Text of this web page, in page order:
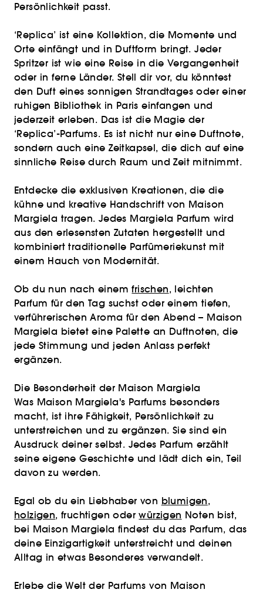
Persönlichkeit passt.
‘Replica’ ist eine Kollektion, die Momente und
Orte einfängt und in Duftform bringt. Jeder
Spritzer ist wie eine Reise in die Vergangenheit
oder in ferne Länder. Stell dir vor, du könntest
den Duft eines sonnigen Strandtages oder einer
ruhigen Bibliothek in Paris einfangen und
jederzeit erleben. Das ist die Magie der
‘Replica’-Parfums. Es ist nicht nur eine Duftnote,
sondern auch eine Zeitkapsel, die dich auf eine
sinnliche Reise durch Raum und Zeit mitnimmt.
Entdecke die exklusiven Kreationen, die die
kühne und kreative Handschrift von Maison
Margiela tragen. Jedes Margiela Parfum wird
aus den erlesensten Zutaten hergestellt und
kombiniert traditionelle Parfümeriekunst mit
einem Hauch von Modernität.
Ob du nun nach einemfrischen, leichten
Parfum für den Tag suchst oder einem tiefen,
verführerischen Aroma für den Abend – Maison
Margiela bietet eine Palette an Duftnoten, die
jede Stimmung und jeden Anlass perfekt
ergänzen.
Die Besonderheit der Maison Margiela
Was Maison Margiela's Parfums besonders
macht, ist ihre Fähigkeit, Persönlichkeit zu
unterstreichen und zu ergänzen. Sie sind ein
Ausdruck deiner selbst. Jedes Parfum erzählt
seine eigene Geschichte und lädt dich ein, Teil
davon zu werden.
Egal ob du ein Liebhaber von blumigen,
holzigen, fruchtigen oderwürzigen Noten bist,
bei Maison Margiela findest du das Parfum, das
deine Einzigartigkeit unterstreicht und deinen
Alltag in etwas Besonderes verwandelt.
Erlebe die Welt der Parfums von Maison